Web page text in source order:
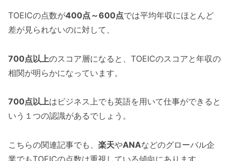
TOEICの点数が400点～600点では平均年収にほとんど
差が見られないのに対して、
700点以上のスコア層になると、TOEICのスコアと年収の
相関が明らかになっています。
700点以上はビジネス上でも英語を用いて仕事ができると
いう１つの認識があるでしょう。
こちらの関連記事でも、 楽天やANAなどのグローバル企